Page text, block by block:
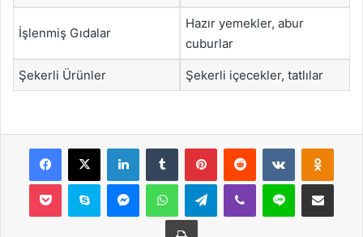
İşlenmiş Gıdalar
Hazır yemekler, abur
cuburlar
Şekerli Ürünler Şekerli içecekler, tatlılar
Facebook
X LinkedInTumblr PinterestReddit VKontakte
Pocket Skype MessengerWhatsAppTelegramViber Line E-Posta ile
Yazdır